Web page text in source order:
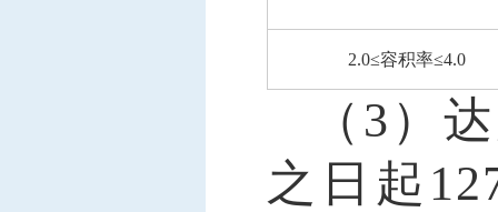
2.0≤容积率≤4.0
（ 3）
之日起